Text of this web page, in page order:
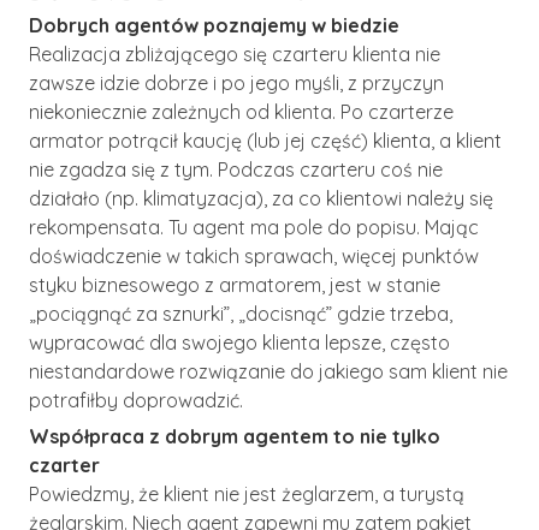
Dobrych agentów poznajemy w biedzie
Realizacja zbliżającego się czarteru klienta nie
zawsze idzie dobrze i po jego myśli, z przyczyn
niekoniecznie zależnych od klienta. Po czarterze
armator potrącił kaucję (lub jej część) klienta, a klient
nie zgadza się z tym. Podczas czarteru coś nie
działało (np. klimatyzacja), za co klientowi należy się
rekompensata. Tu agent ma pole do popisu. Mając
doświadczenie w takich sprawach, więcej punktów
styku biznesowego z armatorem, jest w stanie
„pociągnąć za sznurki”, „docisnąć” gdzie trzeba,
wypracować dla swojego klienta lepsze, często
niestandardowe rozwiązanie do jakiego sam klient nie
potrafiłby doprowadzić.
Współpraca z dobrym agentem to nie tylko
czarter
Powiedzmy, że klient nie jest żeglarzem, a turystą
żeglarskim. Niech agent zapewni mu zatem pakiet